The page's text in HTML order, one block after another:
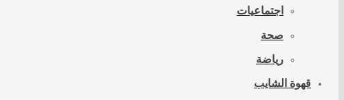
اجتماعيات
صحة
رياضة
قهوة الشايب